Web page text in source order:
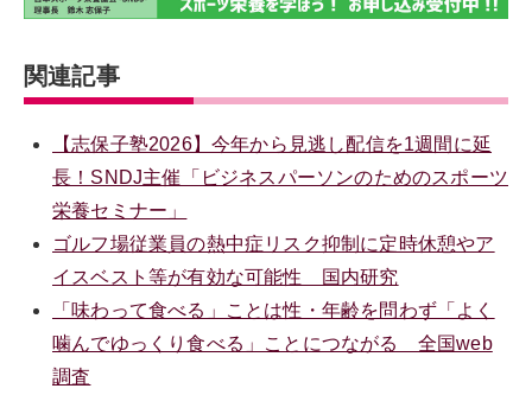
関連記事
【志保子塾2026】今年から見逃し配信を1週間に延
長！SNDJ主催「ビジネスパーソンのためのスポーツ
栄養セミナー」
ゴルフ場従業員の熱中症リスク抑制に定時休憩やア
イスベスト等が有効な可能性 国内研究
「味わって食べる」ことは性・年齢を問わず「よく
噛んでゆっくり食べる」ことにつながる 全国web
調査